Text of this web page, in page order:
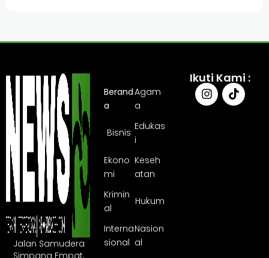
Jalan Samudera
Simpang Empat,
Berand
a
Agam
a
Bisnis
Edukas
i
Ekono
mi
Keseh
atan
Krimin
al
Hukum
Interna
sional
Nasion
al
Ikuti Kami :